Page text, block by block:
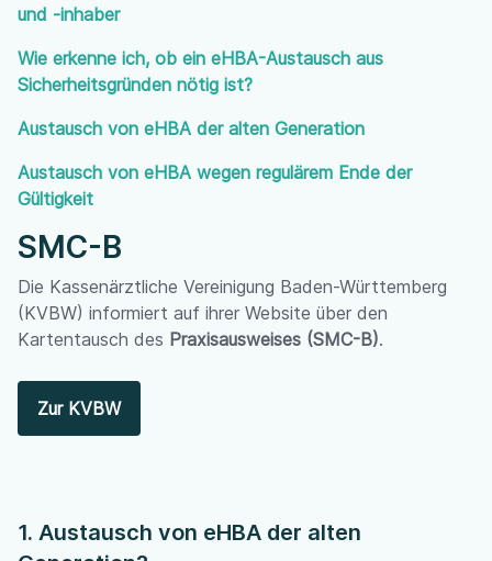
und -inhaber
Wie erkenne ich, ob ein eHBA-Austausch aus
Sicherheitsgründen nötig ist?
Austausch von eHBA der alten Generation
Austausch von eHBA wegen regulärem Ende der
Gültigkeit
SMC-B
Die Kassenärztliche Vereinigung Baden-Württemberg
(KVBW) informiert auf ihrer Website über den
Kartentausch des Praxisausweises (SMC-B).
Zur KVBW
1. Austausch von eHBA der alten